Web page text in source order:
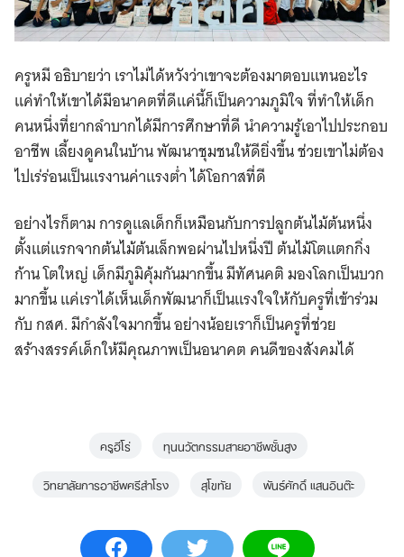
ครูหมี อธิบายว่า เราไม่ได้หวังว่าเขาจะต้องมาตอบแทนอะไร
แค่ทำให้เขาได้มีอนาคตที่ดีแค่นี้ก็เป็นความภูมิใจ ที่ทำให้เด็ก
คนหนึ่งที่ยากลำบากได้มีการศึกษาที่ดี นำความรู้เอาไปประกอบ
อาชีพ เลี้ยงดูคนในบ้าน พัฒนาชุมชนให้ดียิ่งขึ้น ช่วยเขาไม่ต้อง
ไปเร่ร่อนเป็นแรงานค่าแรงต่ำ ​ได้โอกาสที่ดี
อย่างไรก็ตาม การดูแลเด็กก็เหมือนกับการปลูกต้นไม้ต้นหนึ่ง
ตั้งแต่แรกจากต้นไม้ต้นเล็กพอผ่านไปหนึ่งปี ต้นไม้โตแตกกิ่ง
ก้าน โตใหญ่ เด็กมีภูมิคุ้มกันมากขึ้น มีทัศนคติ มองโลกเป็นบวก
มากขึ้น แค่เราได้เห็นเด็กพัฒนาก็เป็นแรงใจให้กับครูที่เข้าร่วม
กับ กสศ. มีกำลังใจมากขึ้น อย่างน้อยเราก็เป็นครูที่ช่วย
สร้างสรรค์เด็กให้มีคุณภาพเป็นอนาคต คนดีของสังคมได้
ครูฮีโร่
ทุนนวัตกรรมสายอาชีพชั้นสูง
วิทยาลัยการอาชีพศรีสำโรง
สุโขทัย พันธ์ศักดิ์ แสนอินต๊ะ